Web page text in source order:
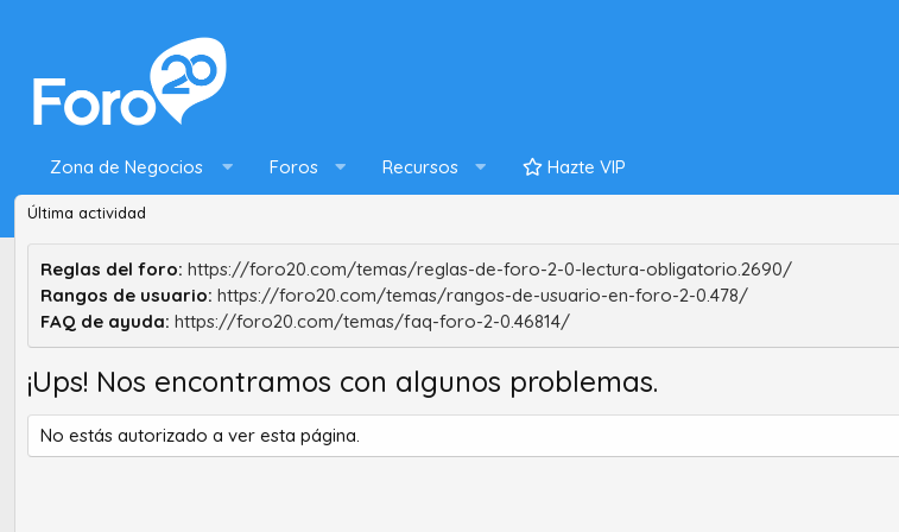
Zona de Negocios Foros Recursos Hazte VIP
Última actividad
Reglas del foro: https://foro20.com/temas/reglas-de-foro-2-0-lectura-obligatorio.2690/
Rangos de usuario: https://foro20.com/temas/rangos-de-usuario-en-foro-2-0.478/
FAQ de ayuda: https://foro20.com/temas/faq-foro-2-0.46814/
¡Ups! Nos encontramos con algunos problemas.
No estás autorizado a ver esta página.